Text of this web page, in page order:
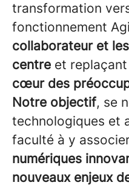
transformation
fonctionnement
collaborateur et
centre et replaçant
cœur des
Notre objectif, se
technologiques et
faculté à y
numériques
nouveaux enjeux